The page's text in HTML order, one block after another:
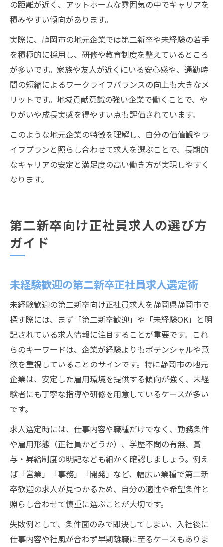
の距離が近く、アットホームな雰囲気の中でキャリアを
積みやすい傾向があります。
実際に、静岡市の地元企業では第二新卒や未経験の若手
を積極的に採用し、研修や教育制度を整えているところ
が多いです。家族や友人が近くにいる安心感や、通勤時
間の短縮によるワークライフバランスの向上も大きなメ
リットです。地域貢献意識の強い企業で働くことで、や
りがいや成長実感を得やすい点も評価されています。
このような地元企業の特徴を理解し、自分の価値観やラ
イフプランと照らし合わせて求人を選ぶことで、長期的
なキャリアの安定と満足度の高い働き方が実現しやすく
なります。
第二新卒向け正社員求人の選び方
ガイド
未経験歓迎の第二新卒正社員求人選定術
未経験歓迎の第二新卒向け正社員求人を静岡県静岡市で
探す際には、まず「第二新卒歓迎」や「未経験OK」と明
記されている求人情報に注目することが重要です。これ
らのキーワードは、企業が経験よりもポテンシャルや意
欲を重視していることのサインです。特に静岡市の地元
企業は、安定した雇用環境を提供する傾向が強く、未経
験者にも丁寧な指導や研修を用意しているケースが多い
です。
求人選定時には、仕事内容や職種だけでなく、勤務条件
や雇用形態（正社員かどうか）、学歴不問の有無、賞
与・昇給制度の明記なども細かく確認しましょう。例え
ば「営業」「事務」「開発」など、幅広い業種で第二新
卒歓迎の求人が見つかるため、自分の適性や希望条件と
照らし合わせて慎重に選ぶことが大切です。
失敗例として、条件面のみで即決してしまい、入社後に
仕事内容や社風が合わず早期離職に至るケースもありま